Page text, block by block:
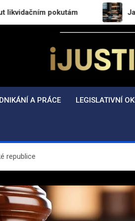
Jak bezpečně
i-Justice.cz
Právo, legislativa a finance v praxi
A PRÁCE LEGISLATIVNÍ
republice